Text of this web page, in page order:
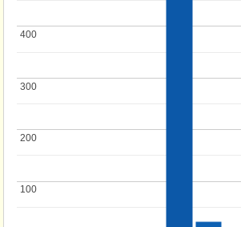
100
100
200
200
300
300
400
400